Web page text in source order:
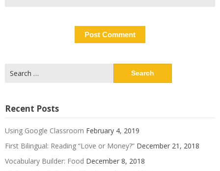
for:
Recent Posts
Using Google Classroom February 4, 2019
First Bilingual: Reading “Love or Money?” December 21, 2018
Vocabulary Builder: Food December 8, 2018